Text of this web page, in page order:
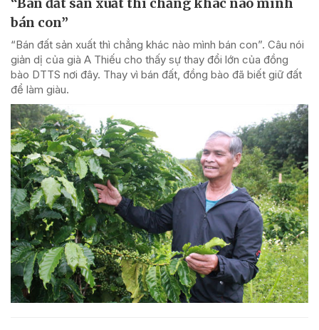
bán con”
“Bán đất sản xuất thì chẳng khác nào mình bán con”. Câu nói
giản dị của già A Thiếu cho thấy sự thay đổi lớn của đồng
bào DTTS nơi đây. Thay vì bán đất, đồng bào đã biết giữ đất
để làm giàu.